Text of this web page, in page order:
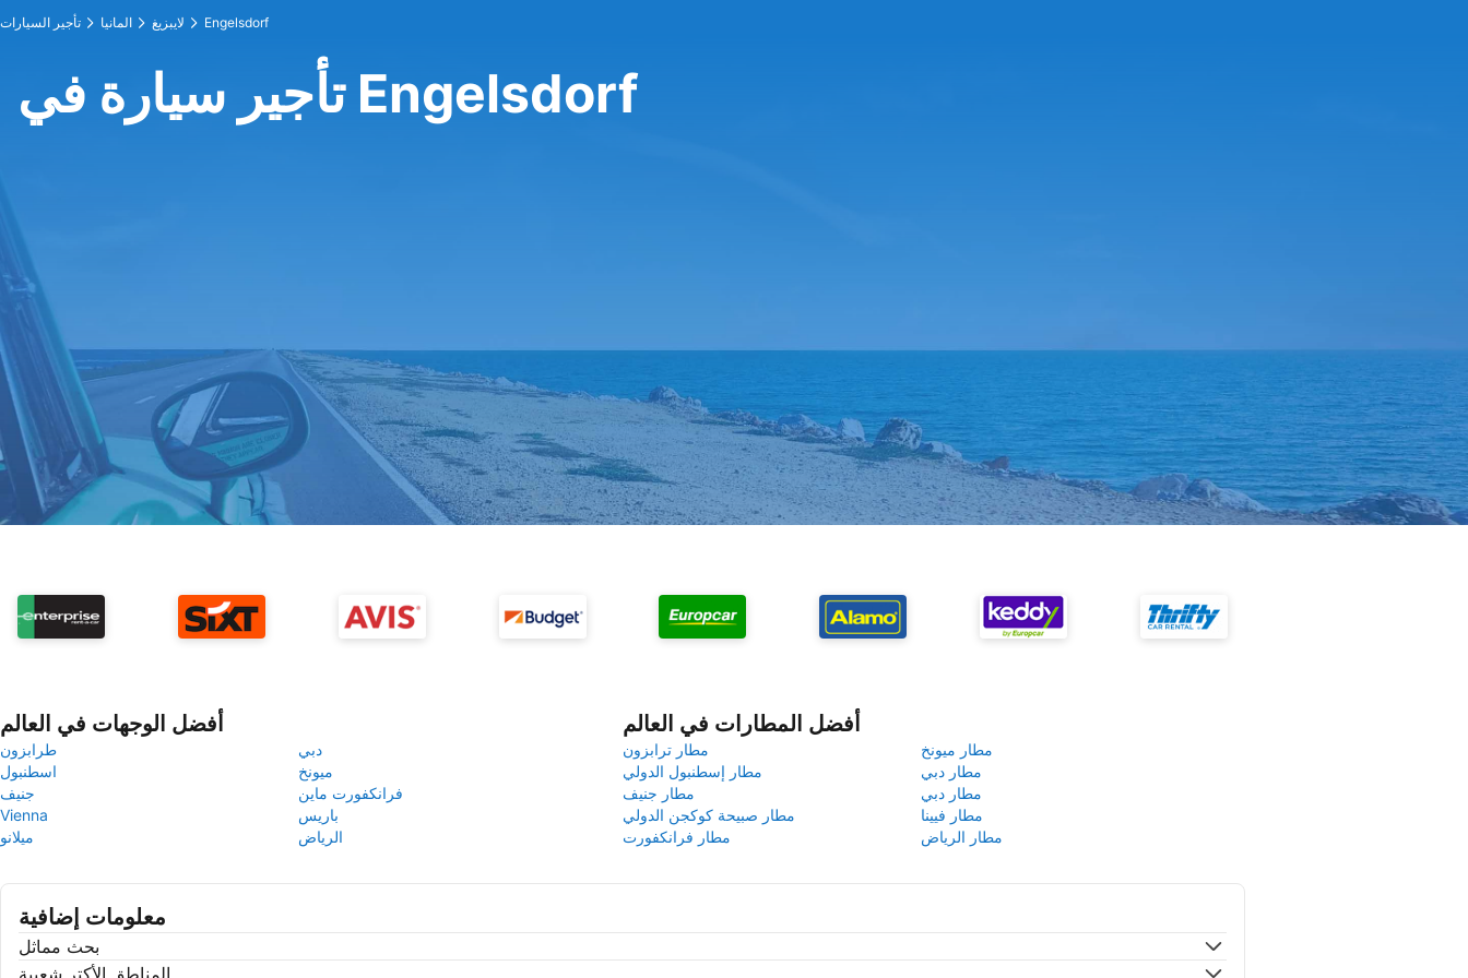
تأجير السيارات المانيا لايبزيغ Engelsdorf
تأجير سيارة في Engelsdorf
أفضل الوجهات في العالم
طرابزون
دبي
اسطنبول
ميونخ
جنيف
فرانكفورت ماين
Vienna
باريس
ميلانو
الرياض
أفضل المطارات في العالم
مطار ترابزون
مطار ميونخ
مطار إسطنبول الدولي
مطار دبي
مطار جنيف
مطار دبي
مطار صبيحة كوكجن الدولي
مطار فيينا
مطار فرانكفورت
مطار الرياض
معلومات إضافية
بحث مماثل
المناطق الأكتر شعبية